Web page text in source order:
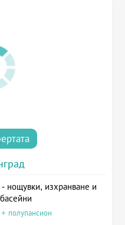
нощувки, изхранване и
полупансион